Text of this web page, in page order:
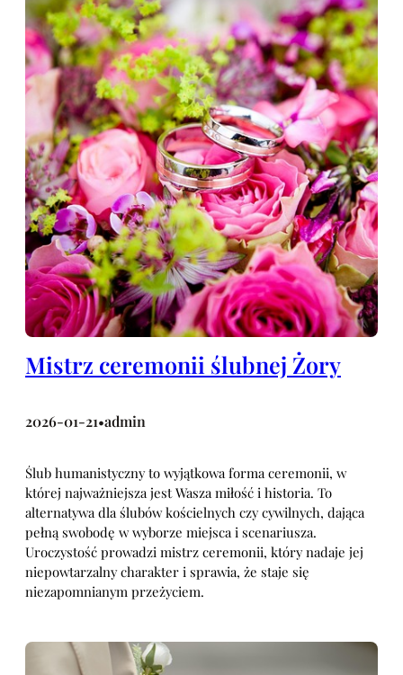
Mistrz ceremonii ślubnej Żory
2026-01-21•admin
Ślub humanistyczny to wyjątkowa forma ceremonii, w
której najważniejsza jest Wasza miłość i historia. To
alternatywa dla ślubów kościelnych czy cywilnych, dająca
pełną swobodę w wyborze miejsca i scenariusza.
Uroczystość prowadzi mistrz ceremonii, który nadaje jej
niepowtarzalny charakter i sprawia, że staje się
niezapomnianym przeżyciem.